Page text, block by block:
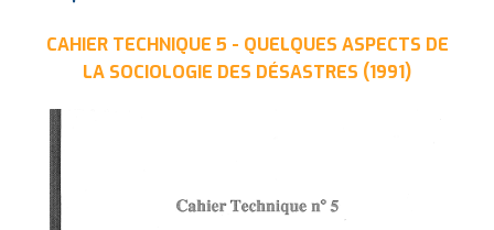
CAHIER TECHNIQUE 5 - QUELQUES ASPECTS DE
LA SOCIOLOGIE DES DÉSASTRES (1991)